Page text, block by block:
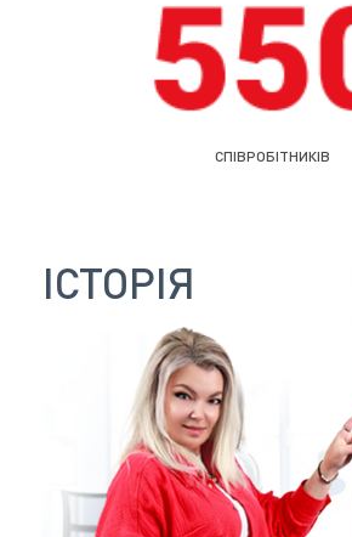
СПІВРОБІТНИКІВ
ІСТОРІЯ